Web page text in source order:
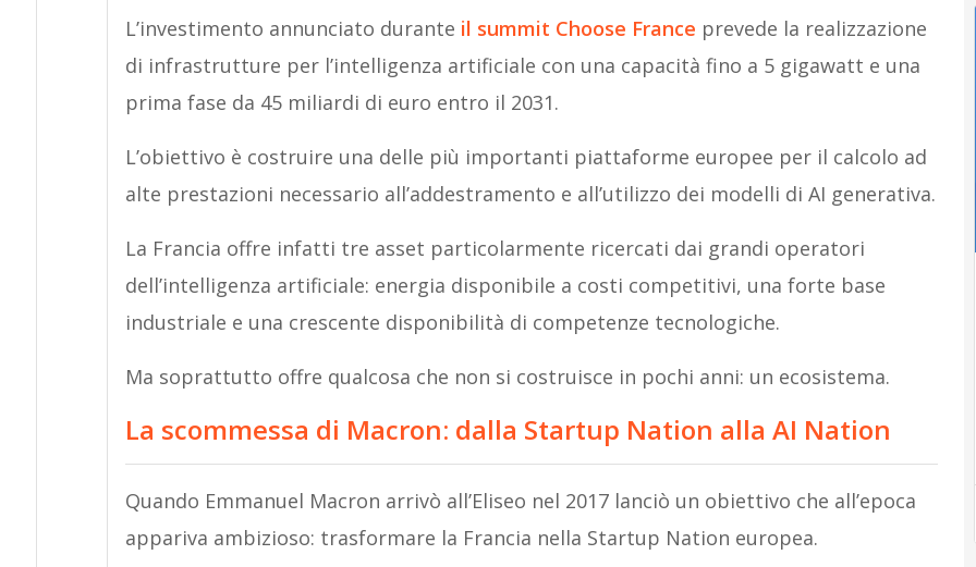
L’investimento annunciato durante il summit Choose France prevede la realizzazione
di infrastrutture per l’intelligenza artificiale con una capacità fino a 5 gigawatt e una
prima fase da 45 miliardi di euro entro il 2031.
L’obiettivo è costruire una delle più importanti piattaforme europee per il calcolo ad
alte prestazioni necessario all’addestramento e all’utilizzo dei modelli di AI generativa.
La Francia offre infatti tre asset particolarmente ricercati dai grandi operatori
dell’intelligenza artificiale: energia disponibile a costi competitivi, una forte base
industriale e una crescente disponibilità di competenze tecnologiche.
Ma soprattutto offre qualcosa che non si costruisce in pochi anni: un ecosistema.
La scommessa di Macron: dalla Startup Nation alla AI Nation
Quando Emmanuel Macron arrivò all’Eliseo nel 2017 lanciò un obiettivo che all’epoca
appariva ambizioso: trasformare la Francia nella Startup Nation europea.